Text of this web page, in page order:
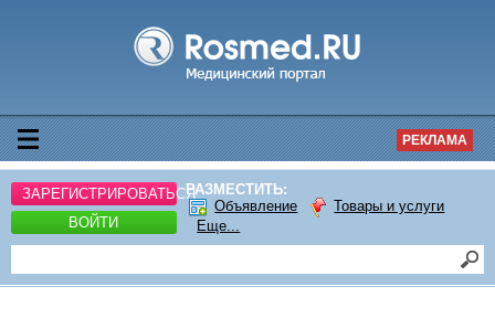
РЕКЛАМА
ЗАРЕГИСТРИРОВАТЬСЯ
ВОЙТИ
РАЗМЕСТИТЬ:
Объявление
Товары и услуги
Еще...